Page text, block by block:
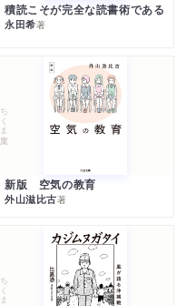
積読こそが完全な読書術である
永田希著
ちくま文庫
新版 空気の教育
外山滋比古著
ちくま文庫